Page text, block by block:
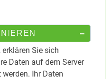
Sie sich
Daten auf dem Server
Ihr Daten